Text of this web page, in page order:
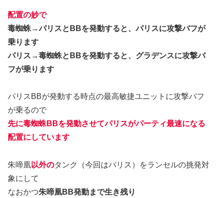
配置の妙で
毒蜘蛛→パリスとBBを発動すると、パリスに攻撃バフが
乗ります
パリス→毒蜘蛛とBBを発動すると、グラデンスに攻撃バ
フが乗ります
パリスBBが発動する時点の最高敏捷ユニットに攻撃バフ
が乗るので
先に毒蜘蛛BBを発動させてパリスがパーティ最速になる
配置にしています
朱啼凰以外のタンク（今回はパリス）をランセルの挑発対
象にして
なおかつ朱啼凰BB発動まで生き残り